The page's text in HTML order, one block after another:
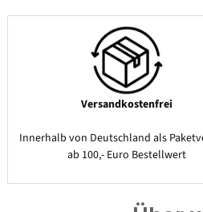
Versandkostenfrei
Innerhalb von Deutschland als
ab 100,- Euro Bestellwert